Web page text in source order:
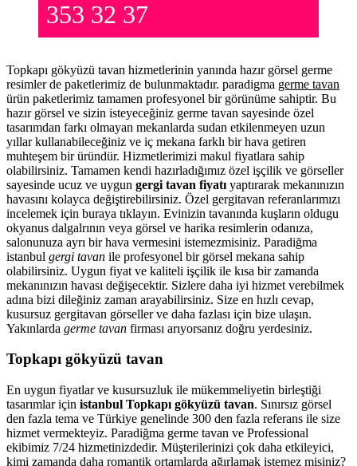
353 32 37
Topkapı gökyüzü tavan hizmetlerinin yanında hazır görsel germe
resimler de paketlerimiz de bulunmaktadır. paradigma germe tavan
ürün paketlerimiz tamamen profesyonel bir görünüme sahiptir. Bu
hazır görsel ve sizin isteyeceğiniz germe tavan sayesinde özel
tasarımdan farkı olmayan mekanlarda sudan etkilenmeyen uzun
yıllar kullanabileceğiniz ve iç mekana farklı bir hava getiren
muhteşem bir üründür. Hizmetlerimizi makul fiyatlara sahip
olabilirsiniz. Tamamen kendi hazırladığımız özel işçilik ve görseller
sayesinde ucuz ve uygun gergi tavan fiyatı yaptırarak mekanınızın
havasını kolayca değiştirebilirsiniz. Özel gergitavan referanlarımızı
incelemek için buraya tıklayın. Evinizin tavanında kuşların oldugu
okyanus dalgalrının veya görsel ve harika resimlerin odanıza,
salonunuza ayrı bir hava vermesini istemezmisiniz. Paradiğma
istanbul gergi tavan ile profesyonel bir görsel mekana sahip
olabilirsiniz. Uygun fiyat ve kaliteli işçilik ile kısa bir zamanda
mekanınızın havası değişecektir. Sizlere daha iyi hizmet verebilmek
adına bizi dileğiniz zaman arayabilirsiniz. Size en hızlı cevap,
kusursuz gergitavan görseller ve daha fazlası için bize ulaşın.
Yakınlarda germe tavan firması arıyorsanız doğru yerdesiniz.
Topkapı gökyüzü tavan
En uygun fiyatlar ve kusursuzluk ile mükemmeliyetin birleştiği
tasarımlar için istanbul Topkapı gökyüzü tavan. Sınırsız görsel
den fazla tema ve Türkiye genelinde 300 den fazla referans ile size
hizmet vermekteyiz. Paradiğma germe tavan ve Professional
ekibimiz 7/24 hizmetinizdedir. Müşterilerinizi çok daha etkileyici,
kimi zamanda daha romantik ortamlarda ağırlamak istemez misiniz?